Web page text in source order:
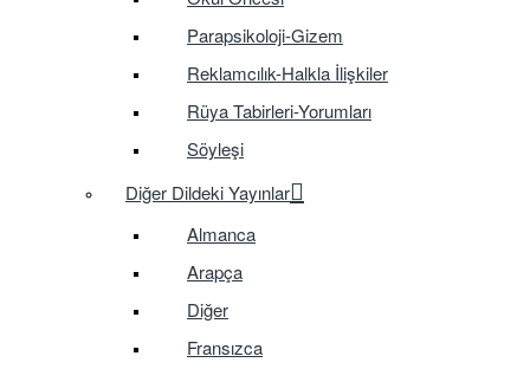
Parapsikoloji-Gizem
Reklamcılık-Halkla İlişkiler
Rüya Tabirleri-Yorumları
Söyleşi
Diğer Dildeki Yayınlar
Almanca
Arapça
Diğer
Fransızca